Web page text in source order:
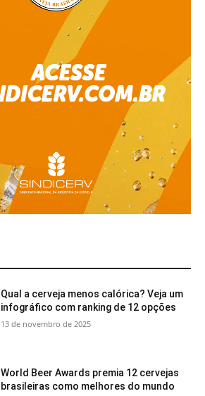
Qual a cerveja menos calórica? Veja um
infográfico com ranking de 12 opções
13 de novembro de 2025
World Beer Awards premia 12 cervejas
brasileiras como melhores do mundo